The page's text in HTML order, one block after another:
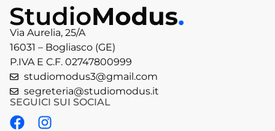
Via Aurelia, 25/A
16031 – Bogliasco (GE)
P.IVA E C.F. 02747800999
studiomodus3@gmail.com
segreteria@studiomodus.it
SEGUICI SUI SOCIAL